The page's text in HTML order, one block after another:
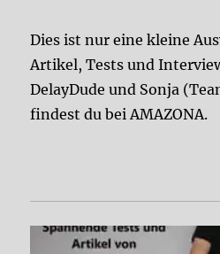
Dies ist nur eine kleine
Artikel, Tests und
DelayDude und Sonja
findest du bei AMAZONA.